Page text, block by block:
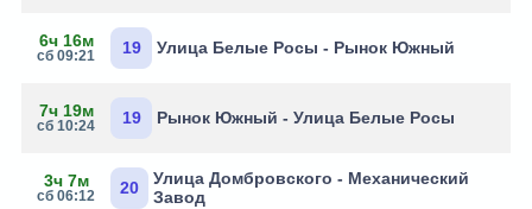
6ч 16м
сб 09:21 19 Улица Белые Росы - Рынок Южный
7ч 19м
сб 10:24 19 Рынок Южный - Улица Белые Росы
3ч 7м
сб 06:12 20
Улица Домбровского - Механический
Завод